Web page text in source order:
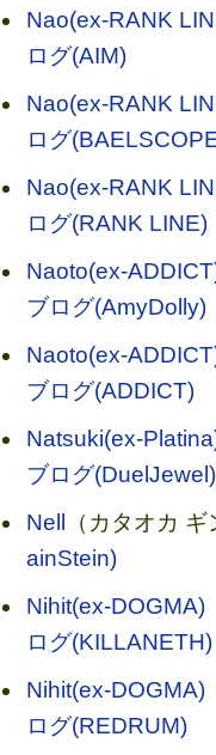
Nao(ex-RANK
ログ(AIM)
Nao(ex-RANK
ログ
Nao(ex-RANK
ログ(RANK LINE)
Naoto(ex-
ブログ(AmyDolly)
Naoto(ex-
ブログ(ADDICT)
Natsuki(ex-
ブログ(DuelJewel)
Nell
（カタオカ
ainStein)
Nihit(ex-DOGMA)
ログ(KILLANETH)
Nihit(ex-DOGMA)
ログ(REDRUM)